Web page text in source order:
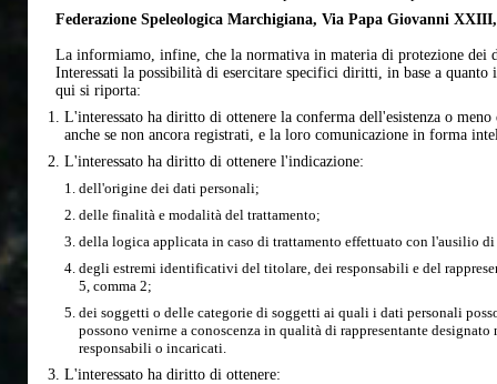
Federazione Speleologica Marchigiana, Via Papa Giovanni XXIII,
La informiamo, infine, che la normativa in materia di protezione dei
Interessati la possibilità di esercitare specifici diritti, in base a
qui si riporta:
L'interessato ha diritto di ottenere la conferma dell'esistenza o
anche se non ancora registrati, e la loro comunicazione in forma
L'interessato ha diritto di ottenere l'indicazione:
dell'origine dei dati personali;
delle finalità e modalità del trattamento;
della logica applicata in caso di trattamento effettuato con l'ausilio
degli estremi identificativi del titolare, dei responsabili e del
5, comma 2;
dei soggetti o delle categorie di soggetti ai quali i dati personali
possono venirne a conoscenza in qualità di rappresentante
responsabili o incaricati.
L'interessato ha diritto di ottenere: